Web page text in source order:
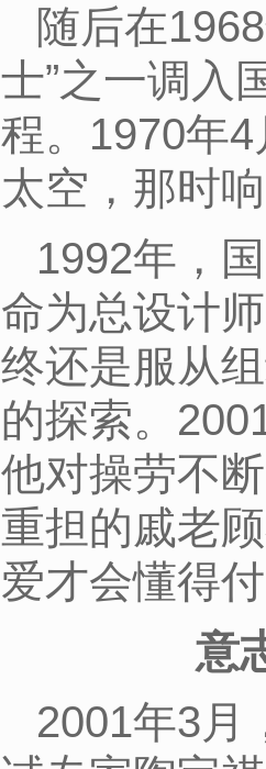
随后在
士”之一调入
程。1970年4
太空，那时
1992年，
命为总设计
终还是服从
的探索。
他对操劳不
重担的戚老
爱才会懂得
意
2001年3月